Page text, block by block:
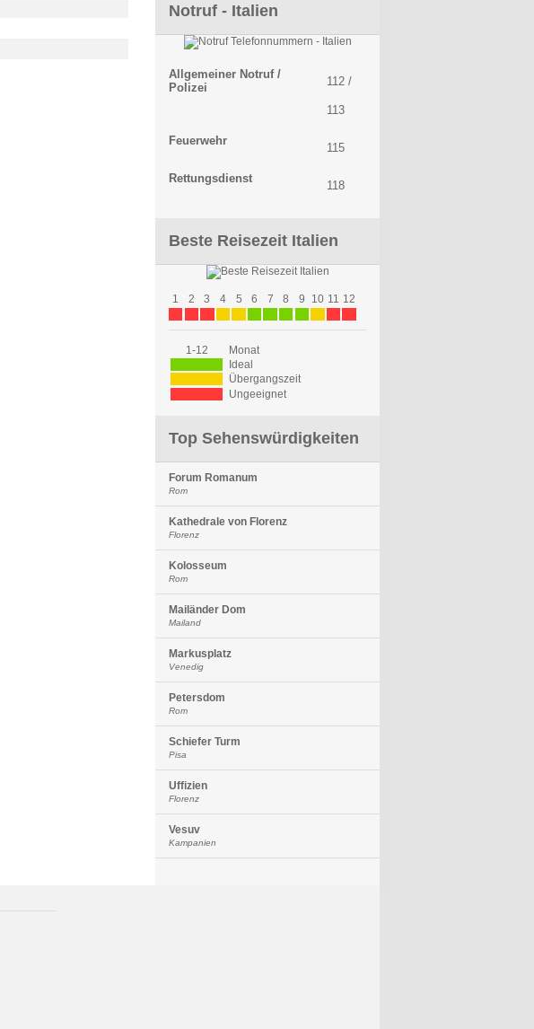
Notruf - Italien
Allgemeiner Notruf /
Polizei
112 /
113
Feuerwehr
115
Rettungsdienst
118
Beste Reisezeit Italien
1 2 3 4 5 6 7 8 9 10 11 12
1-12
Monat
Ideal
Übergangszeit
Ungeeignet
Top Sehenswürdigkeiten
Forum Romanum
Rom
Kathedrale von Florenz
Florenz
Kolosseum
Rom
Mailänder Dom
Mailand
Markusplatz
Venedig
Petersdom
Rom
Schiefer Turm
Pisa
Uffizien
Florenz
Vesuv
Kampanien